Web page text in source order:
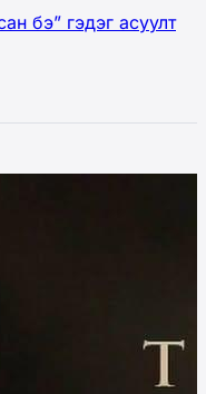
бэ” гэдэг асуулт